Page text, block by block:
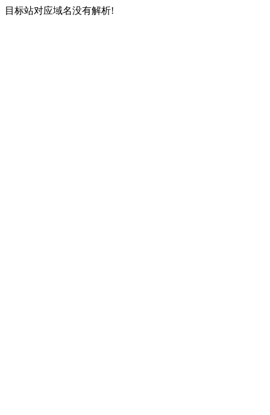
目标站对应域名没有解析!